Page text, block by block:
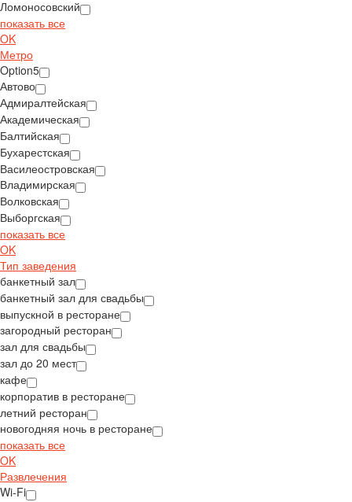
Ломоносовский
показать все
OK
Метро
Option5
Автово
Адмиралтейская
Академическая
Балтийская
Бухарестская
Василеостровская
Владимирская
Волковская
Выборгская
показать все
OK
Тип заведения
банкетный зал
банкетный зал для свадьбы
выпускной в ресторане
загородный ресторан
зал для свадьбы
зал до 20 мест
кафе
корпоратив в ресторане
летний ресторан
новогодняя ночь в ресторане
показать все
OK
Развлечения
Wi-Fi